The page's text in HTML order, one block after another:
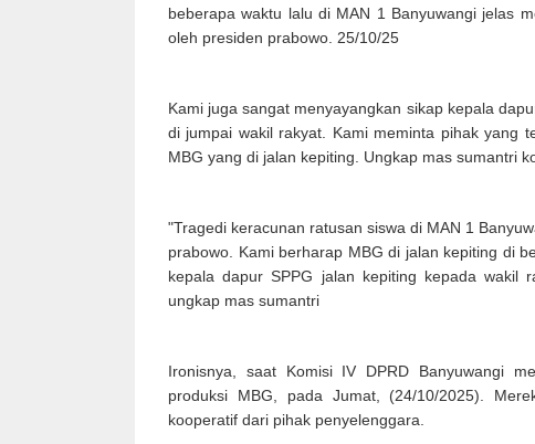
beberapa waktu lalu di MAN 1 Banyuwangi jelas
oleh presiden prabowo. 25/10/25
Kami juga sangat menyayangkan sikap kepala
di jumpai wakil rakyat. Kami meminta pihak yang
MBG yang di jalan kepiting. Ungkap mas sumantri
"Tragedi keracunan ratusan siswa di MAN 1
prabowo. Kami berharap MBG di jalan kepiting di
kepala dapur SPPG jalan kepiting kepada wakil
ungkap mas sumantri
Ironisnya, saat Komisi IV DPRD Banyuwangi
produksi MBG, pada Jumat, (24/10/2025).
kooperatif dari pihak penyelenggara.